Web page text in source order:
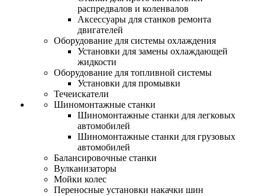
распредвалов и коленвалов
Аксессуары для станков ремонта
двигателей
Оборудование для системы охлаждения
Установки для замены охлаждающей
жидкости
Оборудование для топливной системы
Установки для промывки
Течеискатели
Шиномонтажные станки
Шиномонтажные станки для легковых
автомобилей
Шиномонтажные станки для грузовых
автомобилей
Балансировочные станки
Вулканизаторы
Мойки колес
Переносные установки накачки шин